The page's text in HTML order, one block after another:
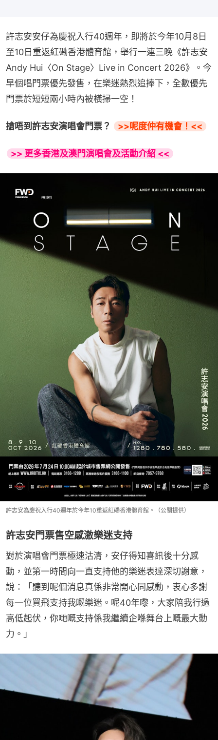
許志安安仔為慶祝入行40週年，即將於今年10月8日
至10日重返紅磡香港體育館，舉行一連三晚《許志安
Andy Hui〈On Stage〉Live in Concert 2026》。今
早個唱門票優先發售，在樂迷熱烈追捧下，全數優先
門票於短短兩小時內被橫掃一空！
搶唔到許志安演唱會門票？ >>呢度仲有機會！<<
>> 更多香港及澳門演唱會及活動介紹 <<
許志安為慶祝入行40週年於今年10重返紅磡香港體育館。（公關提供）
許志安門票售空感激樂迷支持
對於演唱會門票極速沽清，安仔得知喜訊後十分感
動，並第一時間向一直支持他的樂迷表達深切謝意，
說：「聽到呢個消息真係非常開心同感動，衷心多謝
每一位買飛支持我嘅樂迷。呢40年嚟，大家陪我行過
高低起伏，你哋嘅支持係我繼續企喺舞台上嘅最大動
力。」